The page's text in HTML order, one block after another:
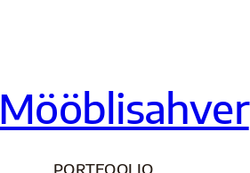
Mööblisahver
PORTFOOLIO